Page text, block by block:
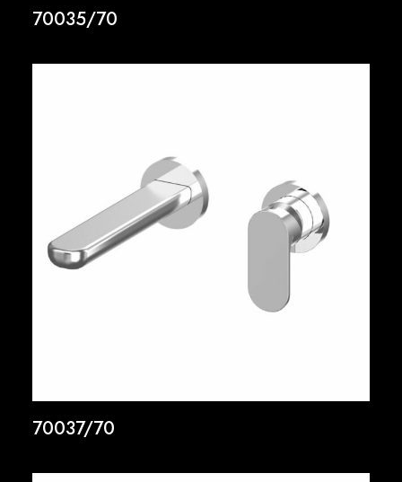
70035/70
70037/70